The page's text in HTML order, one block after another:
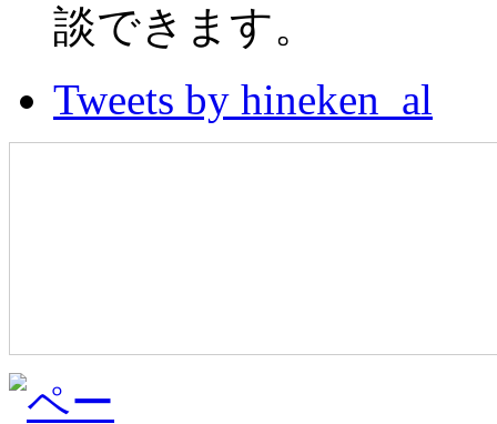
談できます。
Tweets by hineken_al